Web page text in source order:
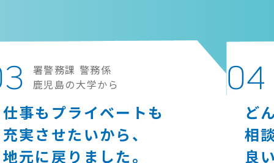
署警務課 警務係
鹿児島の大学から
仕事もプライベートも
充実させたいから、
地元に戻りました｡
04
ど
相
良